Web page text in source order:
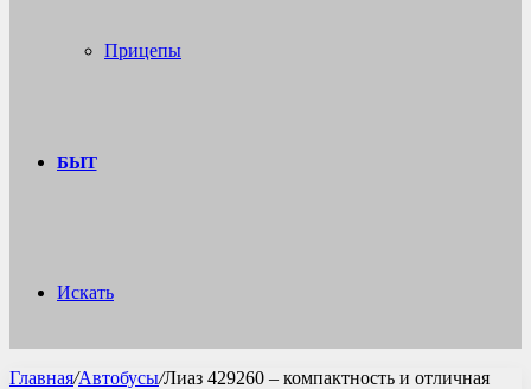
Прицепы
БЫТ
Искать
Главная/Автобусы/Лиаз 429260 – компактность и отличная